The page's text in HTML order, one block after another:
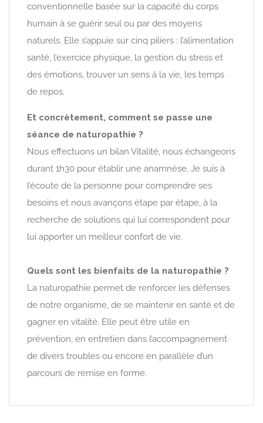
conventionnelle basée sur la capacité du corps
humain à se guérir seul ou par des moyens
naturels. Elle s’appuie sur cinq piliers : l’alimentation
santé, l’exercice physique, la gestion du stress et
des émotions, trouver un sens à la vie, les temps
de repos.
Et concrètement, comment se passe une
séance de naturopathie ?
Nous effectuons un bilan Vitalité, nous échangeons
durant 1h30 pour établir une anamnèse. Je suis à
l’écoute de la personne pour comprendre ses
besoins et nous avançons étape par étape, à la
recherche de solutions qui lui correspondent pour
lui apporter un meilleur confort de vie.
Quels sont les bienfaits de la naturopathie ?
La naturopathie permet de renforcer les défenses
de notre organisme, de se maintenir en santé et de
gagner en vitalité. Elle peut être utile en
prévention, en entretien dans l’accompagnement
de divers troubles ou encore en parallèle d’un
parcours de remise en forme.